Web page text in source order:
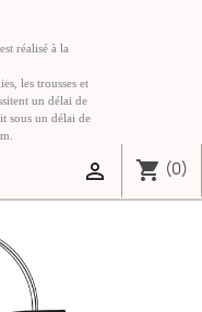
réalisé à la
les trousses et
un délai de
sous un délai de
shopping_cart (0)
